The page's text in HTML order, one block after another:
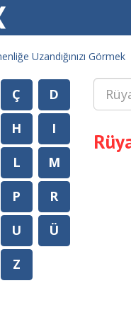
Uzandığınızı Görmek
Ç
D
H
I
L
M
P
R
U
Ü
Z